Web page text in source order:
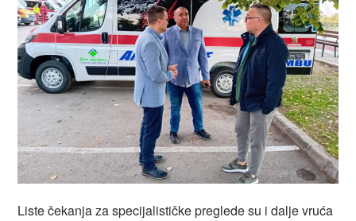
Liste čekanja za specijalističke preglede su i dalje vruća